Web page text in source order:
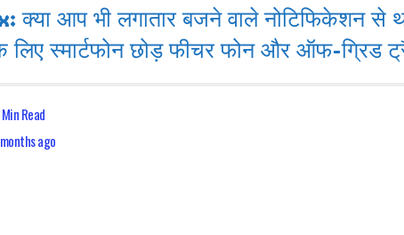
आप भी लगातार बजने वाले नोटिफिकेशन
स्मार्टफोन छोड़ फीचर फोन और ऑफ-ग्रिड
ago
Read